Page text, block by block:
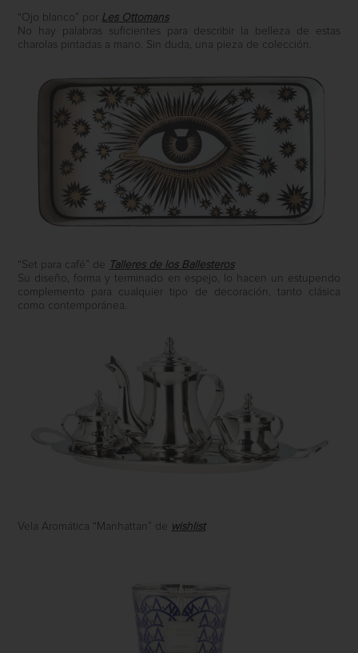
“Ojo blanco” por Les Ottomans
No hay palabras suficientes para describir la belleza de estas
charolas pintadas a mano. Sin duda, una pieza de colección.
“Set para café” de
Talleres de los Ballesteros
Su diseño, forma y terminado en espejo, lo hacen un estupendo
complemento para cualquier tipo de decoración, tanto clásica
como contemporánea.
Vela Aromática “Manhattan” de wishlist